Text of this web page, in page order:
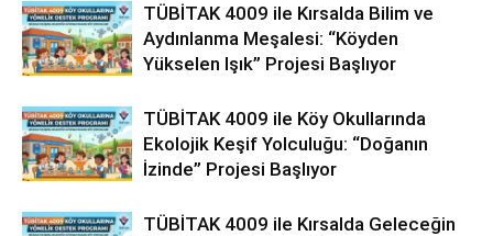
TÜBİTAK 4009 ile Kırsalda Bilim ve
Aydınlanma Meşalesi: “Köyden
Yükselen Işık” Projesi Başlıyor
TÜBİTAK 4009 ile Köy Okullarında
Ekolojik Keşif Yolculuğu: “Doğanın
İzinde” Projesi Başlıyor
TÜBİTAK 4009 ile Kırsalda Geleceğin